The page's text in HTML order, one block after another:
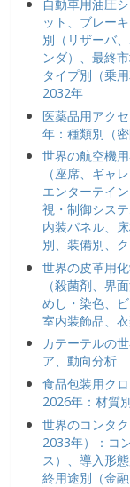
自動車用油圧
ット、ブレー
別（リザーバ
ンダ）、最終
タイプ別（乗
2032年
医薬品用アク
年：種類別（密
世界の航空機
（座席、ギャ
エンターテイ
視・制御シス
内装パネル、
別、装備別、
世界の皮革用
（殺菌剤、界
めし・染色、
室内装飾品、
カテーテルの
ア、動向分析
食品包装用ク
2026年：材質
世界のコンタ
2033年）：コ
ス）、導入形
終用途別（金